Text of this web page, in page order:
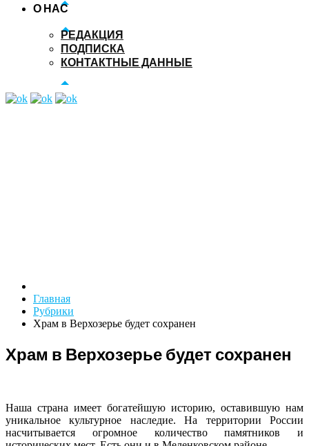
О НАС
РЕДАКЦИЯ
ПОДПИСКА
КОНТАКТНЫЕ ДАННЫЕ
Главная
Рубрики
Храм в Верхозерье будет сохранен
Храм в Верхозерье будет сохранен
Наша страна имеет богатейшую историю, оставившую нам
уникальное культурное наследие. На территории России
насчитывается огромное количество памятников и